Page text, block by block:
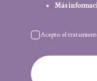
Más
Acepto el